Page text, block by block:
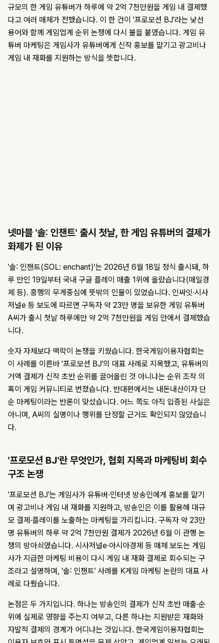
규모의 한 게임 유튜버가 하루에 약 2억 7천만원을 게임 내 결제했
다고 여러 매체가 전했습니다. 이 한 건이 '프로모션 BJ'라는 낯선
용어와 함께 게임업계 순위 논쟁에 다시 불을 붙였습니다. 게임 유
튜버 마케팅은 게임사가 유튜버에게 신작 홍보를 맡기고 광고비나
게임 내 재화를 지원하는 방식을 뜻합니다.
넷마블 '솔: 인챈트' 출시 첫날, 한 게임 유튜버의 결제가
화제가 된 이유
'솔: 인챈트(SOL: enchant)'는 2026년 6월 18일 정식 출시돼, 하
루 만인 19일부터 국내 구글 플레이 매출 1위에 올랐습니다(매일경
제 등). 흥행의 무게중심에 뜻밖의 인물이 있었습니다. 인싸잇·시사
저널e 등 보도에 따르면 구독자 약 23만 명을 보유한 게임 유튜버
A씨가 출시 첫날 하루에만 약 2억 7천만원을 게임 안에서 결제했습
니다.
숫자 자체보다 맥락이 논쟁을 키웠습니다. 한국게임이용자협회는
이 사례를 이른바 '프로모션 BJ'의 대표 사례로 지목했고, 유튜버의
거액 결제가 신작 초반 순위를 끌어올린 것 아니냐는 순위 조작 의
혹이 게임 커뮤니티로 번졌습니다. 반대편에서는 내돈내산이자 단
순 마케팅이라는 반론이 맞섰습니다. 어느 쪽도 아직 입증된 사실은
아니며, A씨의 실명이나 행위를 단정할 근거도 확인되지 않았습니
다.
'프로모션 BJ'란 무엇인가, 협회 지목과 마케팅비 회수
구조 논쟁
'프로모션 BJ'는 게임사가 유튜버·인터넷 방송인에게 홍보를 맡기
며 광고비나 게임 내 재화를 지원하고, 방송인은 이를 활용해 대규
모 결제·플레이를 노출하는 마케팅을 가리킵니다. 구독자 약 23만
명 유튜버의 하루 약 2억 7천만원 결제가 2026년 6월 이 관행 논
쟁의 방아쇠였습니다. 시사저널e·아시아경제 등 매체 보도는 게임
사가 지급한 마케팅 비용이 다시 게임 내 재화 결제로 회수되는 구
조라고 설명하며, '솔: 인챈트' 사례를 K게임 마케팅 논란의 대표 사
례로 다뤘습니다.
논점은 두 가지입니다. 하나는 방송인의 결제가 신작 초반 매출·순
위에 실제로 영향을 주는지 여부고, 다른 하나는 지원받은 재화와
자발적 결제의 경계가 어디냐는 것입니다. 한국게임이용자협회는